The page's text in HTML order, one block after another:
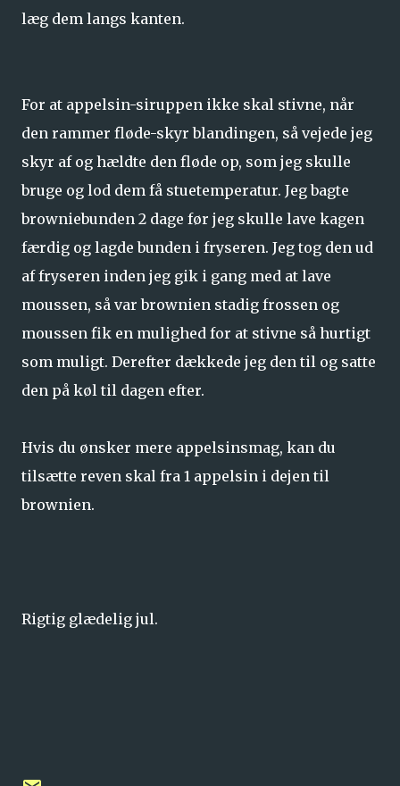
læg dem langs kanten.
For at appelsin-siruppen ikke skal stivne, når
den rammer fløde-skyr blandingen, så vejede jeg
skyr af og hældte den fløde op, som jeg skulle
bruge og lod dem få stuetemperatur. Jeg bagte
browniebunden 2 dage før jeg skulle lave kagen
færdig og lagde bunden i fryseren. Jeg tog den ud
af fryseren inden jeg gik i gang med at lave
moussen, så var brownien stadig frossen og
moussen fik en mulighed for at stivne så hurtigt
som muligt. Derefter dækkede jeg den til og satte
den på køl til dagen efter.
Hvis du ønsker mere appelsinsmag, kan du
tilsætte reven skal fra 1 appelsin i dejen til
brownien.
Rigtig glædelig jul.